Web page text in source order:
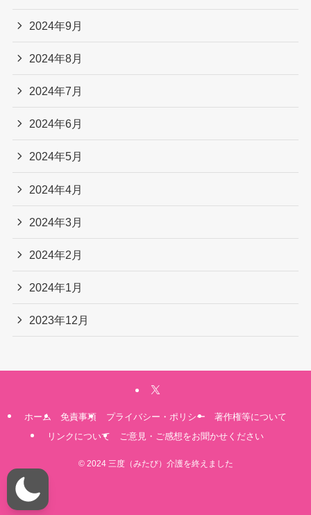
2024年9月
2024年8月
2024年7月
2024年6月
2024年5月
2024年4月
2024年3月
2024年2月
2024年1月
2023年12月
ホーム 免責事項 プライバシー・ポリシー
著作権等について
リンクについて
ご意見・ご感想をお聞かせください
©2024 三度（みたび）介護を終えました